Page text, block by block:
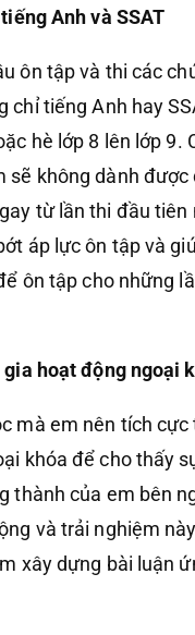
Anh và SSAT
ôn tập và thi các
chỉ tiếng Anh hay
hè lớp 8 lên lớp 9.
sẽ không dành
từ lần thi đầu tiên
áp lực ôn tập và
ôn tập cho những
hoạt động ngoại
mà em nên tích cực
khóa để cho thấy
thành của em bên
và trải nghiệm
xây dựng bài luận